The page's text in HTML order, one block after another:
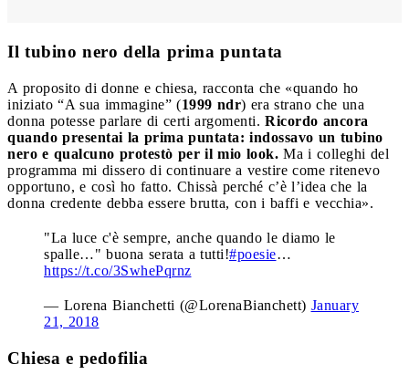
Il tubino nero della prima puntata
A proposito di donne e chiesa, racconta che «quando ho
iniziato “A sua immagine” (1999 ndr) era strano che una
donna potesse parlare di certi argomenti. Ricordo ancora
quando presentai la prima puntata: indossavo un tubino
nero e qualcuno protestò per il mio look. Ma i colleghi del
programma mi dissero di continuare a vestire come ritenevo
opportuno, e così ho fatto. Chissà perché c’è l’idea che la
donna credente debba essere brutta, con i baffi e vecchia».
"La luce c'è sempre, anche quando le diamo le
spalle…" buona serata a tutti!#poesie…
https://t.co/3SwhePqrnz
— Lorena Bianchetti (@LorenaBianchett) January
21, 2018
Chiesa e pedofilia